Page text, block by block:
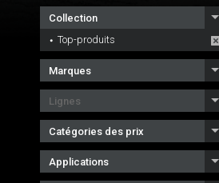
Collection
Top-produits
Marques
Lignes
Catégories des prix
Applications